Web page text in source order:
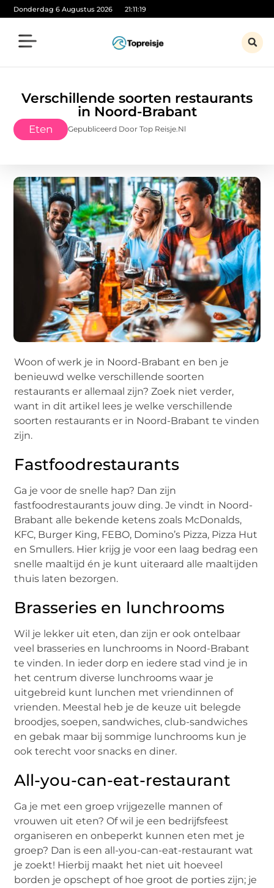
Donderdag 6 Augustus 2026 21:11:19
Verschillende soorten restaurants
in Noord-Brabant
Eten Gepubliceerd Door Top Reisje.nl
Woon of werk je in Noord-Brabant en ben je
benieuwd welke verschillende soorten
restaurants er allemaal zijn? Zoek niet verder,
want in dit artikel lees je welke verschillende
soorten restaurants er in Noord-Brabant te vinden
zijn.
Fastfoodrestaurants
Ga je voor de snelle hap? Dan zijn
fastfoodrestaurants jouw ding. Je vindt in Noord-
Brabant alle bekende ketens zoals McDonalds,
KFC, Burger King, FEBO, Domino’s Pizza, Pizza Hut
en Smullers. Hier krijg je voor een laag bedrag een
snelle maaltijd én je kunt uiteraard alle maaltijden
thuis laten bezorgen.
Brasseries en lunchrooms
Wil je lekker uit eten, dan zijn er ook ontelbaar
veel brasseries en lunchrooms in Noord-Brabant
te vinden. In ieder dorp en iedere stad vind je in
het centrum diverse lunchrooms waar je
uitgebreid kunt lunchen met vriendinnen of
vrienden. Meestal heb je de keuze uit belegde
broodjes, soepen, sandwiches, club-sandwiches
en gebak maar bij sommige lunchrooms kun je
ook terecht voor snacks en diner.
All-you-can-eat-restaurant
Ga je met een groep vrijgezelle mannen of
vrouwen uit eten? Of wil je een bedrijfsfeest
organiseren en onbeperkt kunnen eten met je
groep? Dan is een all-you-can-eat-restaurant wat
je zoekt! Hierbij maakt het niet uit hoeveel
borden je opschept of hoe groot de porties zijn; je